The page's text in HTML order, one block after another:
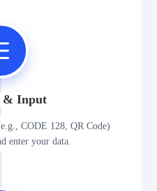
& Input
CODE 128, QR Code)
enter your data.